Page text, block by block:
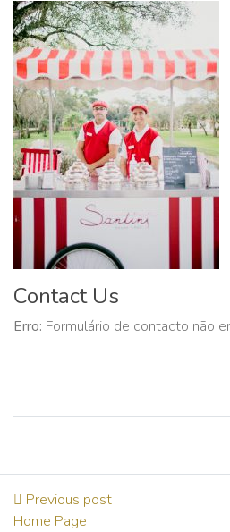
Contact Us
Erro: Formulário de contacto não
Previous post
Home Page